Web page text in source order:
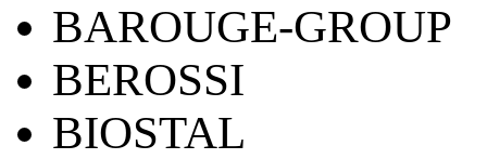
BAROUGE-GROUP
BEROSSI
BIOSTAL